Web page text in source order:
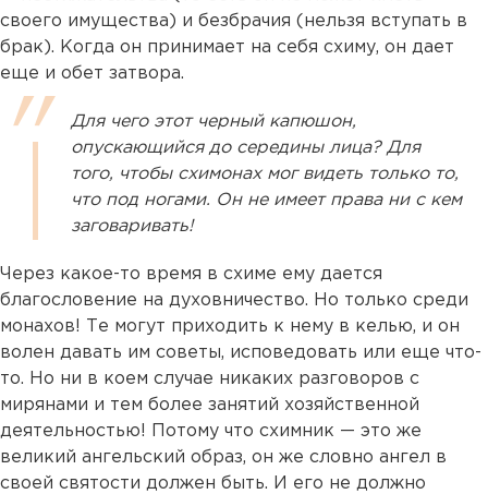
своего имущества) и безбрачия (нельзя вступать в
брак). Когда он принимает на себя схиму, он дает
еще и обет затвора.
Для чего этот черный капюшон,
опускающийся до середины лица? Для
того, чтобы схимонах мог видеть только то,
что под ногами. Он не имеет права ни с кем
заговаривать!
Через какое-то время в схиме ему дается
благословение на духовничество. Но только среди
монахов! Те могут приходить к нему в келью, и он
волен давать им советы, исповедовать или еще что-
то. Но ни в коем случае никаких разговоров с
мирянами и тем более занятий хозяйственной
деятельностью! Потому что схимник — это же
великий ангельский образ, он же словно ангел в
своей святости должен быть. И его не должно